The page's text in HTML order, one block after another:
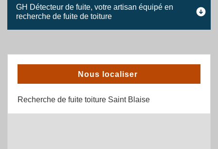
GH Détecteur de fuite, votre artisan équipé en
recherche de fuite de toiture
Nous localiser
Recherche de fuite toiture Saint Blaise